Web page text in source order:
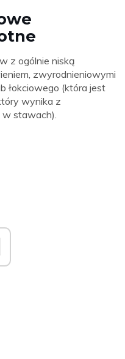
z ogólnie niską
zwyrodnieniowymi
łokciowego (która jest
wynika z
stawach).